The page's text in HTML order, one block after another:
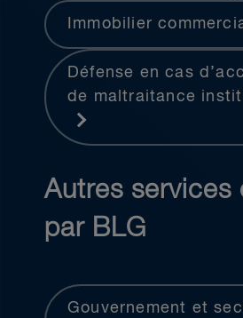
Immobilier
Défense en cas
de maltraitance
Autres services
par BLG
Gouvernement et